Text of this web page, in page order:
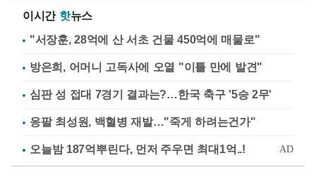
이시간 핫뉴스
"서장훈, 28억에 산 서초 건물 450억에 매물로"
방은희, 어머니 고독사에 오열 "이틀 만에 발견"
심판 성 접대 7경기 결과는?…한국 축구 '5승 2무'
응팔 최성원, 백혈병 재발…"죽게 하려는건가"